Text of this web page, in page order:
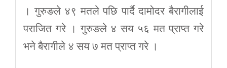
। गुरुङले ४९ मतले पछि पार्दै दामोदर बैरागीलाई
पराजित गरे । गुरुङले ४ सय ५६ मत प्राप्त गरे
भने बैरागीले ४ सय ७ मत प्राप्त गरे ।